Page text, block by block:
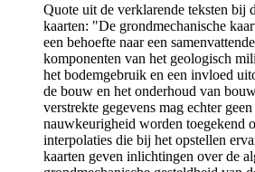
Quote uit de verklarende teksten bij
kaarten: "De grondmechanische
een behoefte naar een
komponenten van het geologisch
het bodemgebruik en een invloed
de bouw en het onderhoud van
verstrekte gegevens mag echter
nauwkeurigheid worden toegekend
interpolaties die bij het opstellen
kaarten geven inlichtingen over de